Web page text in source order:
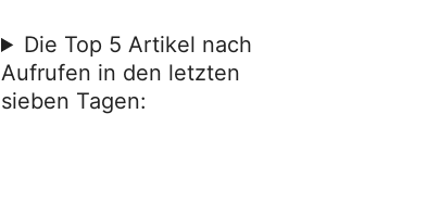
Die Top 5 Artikel nach
Aufrufen in den letzten
sieben Tagen: